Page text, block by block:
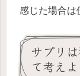
感じた場合は
サプリ
て考えよ